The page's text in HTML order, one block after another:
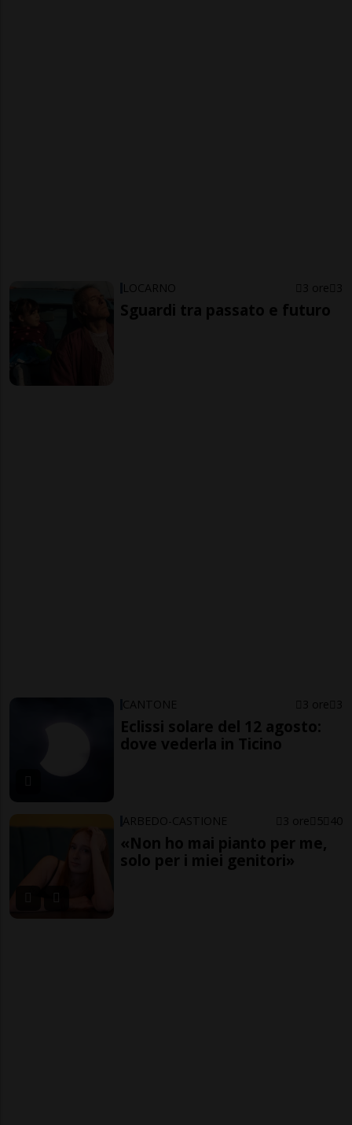
LOCARNO 3 ore 3
Sguardi tra passato e futuro
CANTONE 3 ore 3
Eclissi solare del 12 agosto:
dove vederla in Ticino
ARBEDO-CASTIONE 3 ore 5 40
«Non ho mai pianto per me,
solo per i miei genitori»